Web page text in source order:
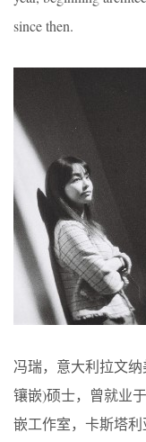
since then.
冯瑞，意大利拉文
镶嵌)硕士，曾就业
嵌工作室，卡斯塔